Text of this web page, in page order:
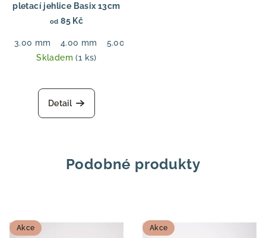
pletací jehlice Basix 13cm
od 85 Kč
3.00 mm 4.00 mm 5.00 mm
Skladem(1 ks)
Detail
Podobné produkty
Akce Akce